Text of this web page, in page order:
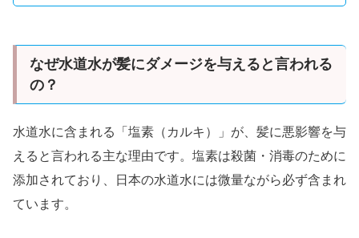
なぜ水道水が髪にダメージを与えると言われる
の？
水道水に含まれる「塩素（カルキ）」が、髪に悪影響を与
えると言われる主な理由です。塩素は殺菌・消毒のために
添加されており、日本の水道水には微量ながら必ず含まれ
ています。